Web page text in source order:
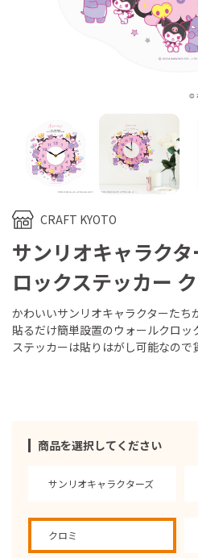
CRAFT KYOTO
サンリオキャラク
ロックステッカー
商品を選択してください
サンリオキャラクターズ
クロミ
かわいいサンリオキャラクターたち
貼るだけ簡単設置のウォールクロッ
ステッカーは貼りはがし可能なので